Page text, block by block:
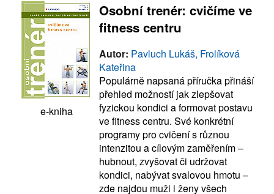
e-kniha
Osobní trenér: cvičíme ve
fitness centru
Autor: Pavluch Lukáš, Frolíková
Kateřina
Populárně napsaná příručka přináší
přehled možností jak zlepšovat
fyzickou kondici a formovat postavu
ve fitness centru. Své konkrétní
programy pro cvičení s různou
intenzitou a cílovým zaměřením –
hubnout, zvyšovat či udržovat
kondici, nabývat svalovou hmotu –
zde najdou muži i ženy všech